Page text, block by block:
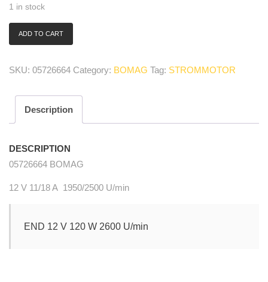
1 in stock
05726664
current
quantity
ADD TO CART
SKU: 05726664 Category: BOMAG Tag: STROMMOTOR
Description
DESCRIPTION
05726664 BOMAG
12 V 11/18 A 1950/2500 U/min
END 12 V 120 W 2600 U/min